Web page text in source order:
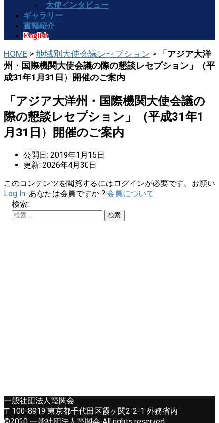
大使インタビュー
ギャラリー
書籍紹介
English
HOME > 地域別大使会議レセプション >
「アジア大洋
州・国際機関大使会議の際の懇談レセプション」（平
成31年1月31日）開催のご案内
「アジア大洋州・国際機関大使会議の
際の懇談レセプション」（平成31年1
月31日）開催のご案内
公開日: 2019年1月15日
更新: 2026年4月30日
このコンテンツを閲覧するにはログインが必要です。お願い
Log In. あなたは会員ですか ? 会員について
検索:
一般社団法人霞関会
〒100-8919 東京都千代田区霞ヶ関2-2-1 外務省内
©2020 一般社団法人霞関会 All rights reserved.